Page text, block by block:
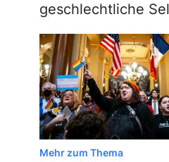
geschlechtliche
Mehr zum Thema